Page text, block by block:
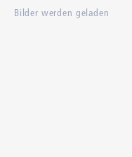
Bilder werden geladen